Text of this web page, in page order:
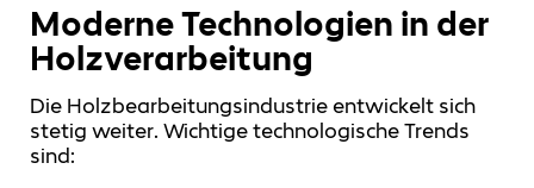
Moderne Technologien in der
Holzverarbeitung
Die Holzbearbeitungsindustrie entwickelt sich
stetig weiter. Wichtige technologische Trends
sind: